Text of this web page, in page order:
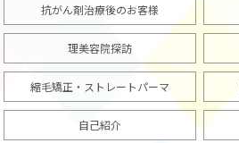
抗がん剤治療後のお客様
理美容院探訪
縮毛矯正・ストレートパーマ
自己紹介